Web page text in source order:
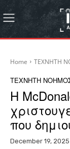
Home ΤΕΧΝΗΤΗ
ΤΕΧΝΗΤΗ
Η
που
December 19, 2025